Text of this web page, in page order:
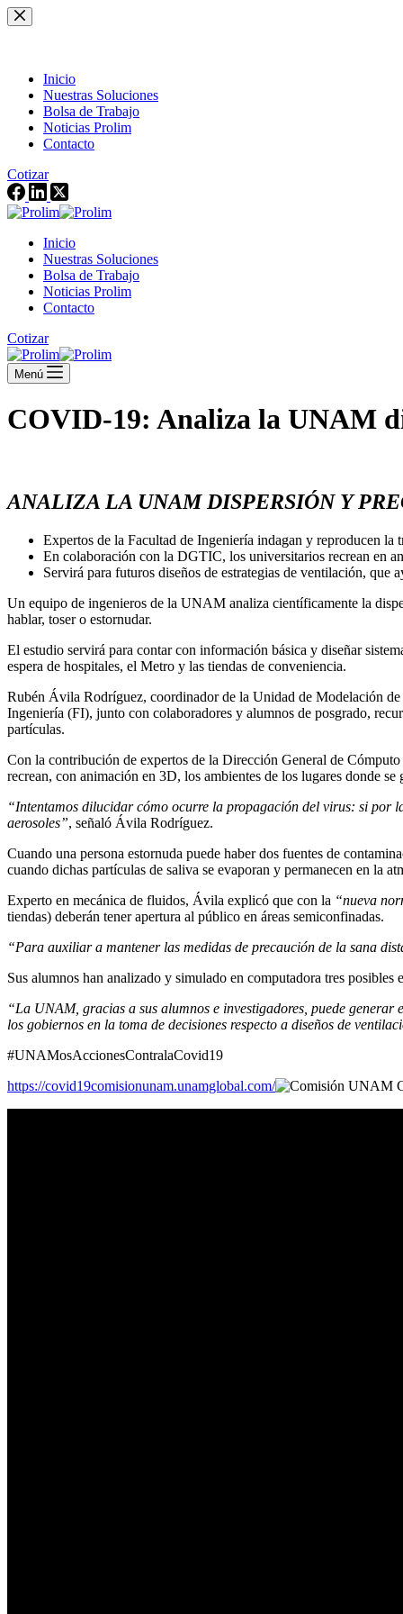
Saltar
al
Inicio
Nuestras Soluciones
Bolsa de Trabajo
Noticias Prolim
Contacto
Cotizar
Inicio
Nuestras Soluciones
Bolsa de Trabajo
Noticias Prolim
Contacto
Cotizar
Menú
COVID-19: Analiza la UNAM
ANALIZA LA UNAM DISPERSIÓN Y
Expertos de la Facultad de Ingeniería indagan y reproducen la
En colaboración con la DGTIC, los universitarios recrean en
Servirá para futuros diseños de estrategias de ventilación, que
Un equipo de ingenieros de la UNAM analiza científicamente la
hablar, toser o estornudar.
El estudio servirá para contar con información básica y diseñar
espera de hospitales, el Metro y las tiendas de conveniencia.
Rubén Ávila Rodríguez, coordinador de la Unidad de Modelación
Ingeniería (FI), junto con colaboradores y alumnos de posgrado,
partículas.
Con la contribución de expertos de la Dirección General de
recrean, con animación en 3D, los ambientes de los lugares donde se
“Intentamos dilucidar cómo ocurre la propagación del virus: si por
aerosoles”, señaló Ávila Rodríguez.
Cuando una persona estornuda puede haber dos fuentes de
cuando dichas partículas de saliva se evaporan y permanecen en la
Experto en mecánica de fluidos, Ávila explicó que con la “nueva
tiendas) deberán tener apertura al público en áreas semiconfinadas.
“Para auxiliar a mantener las medidas de precaución de la sana
Sus alumnos han analizado y simulado en computadora tres
“La UNAM, gracias a sus alumnos e investigadores, puede generar
los gobiernos en la toma de decisiones respecto a diseños de
#UNAMosAccionesContralaCovid19
https://covid19comisionunam.unamglobal.com/